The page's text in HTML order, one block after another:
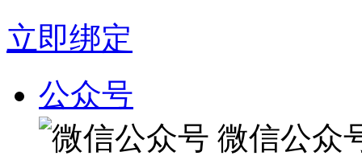
立即绑定
公众号
微信公众